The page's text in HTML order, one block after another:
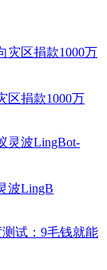
区捐款1000万
波LingB